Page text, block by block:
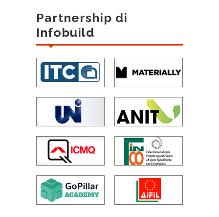
Partnership di
Infobuild